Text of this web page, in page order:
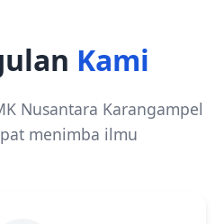
Kami
Nusantara Karangampel
menimba ilmu